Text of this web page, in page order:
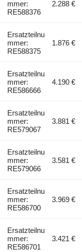
mmer:
RE588376
2.288 €
Ersatzteilnu
mmer:
RE588375
1.876 €
Ersatzteilnu
mmer:
RE586666
4.190 €
Ersatzteilnu
mmer:
RE579067
3.881 €
Ersatzteilnu
mmer:
RE579066
3.581 €
Ersatzteilnu
mmer:
RE586700
3.969 €
Ersatzteilnu
mmer:
RE586701
3.421 €